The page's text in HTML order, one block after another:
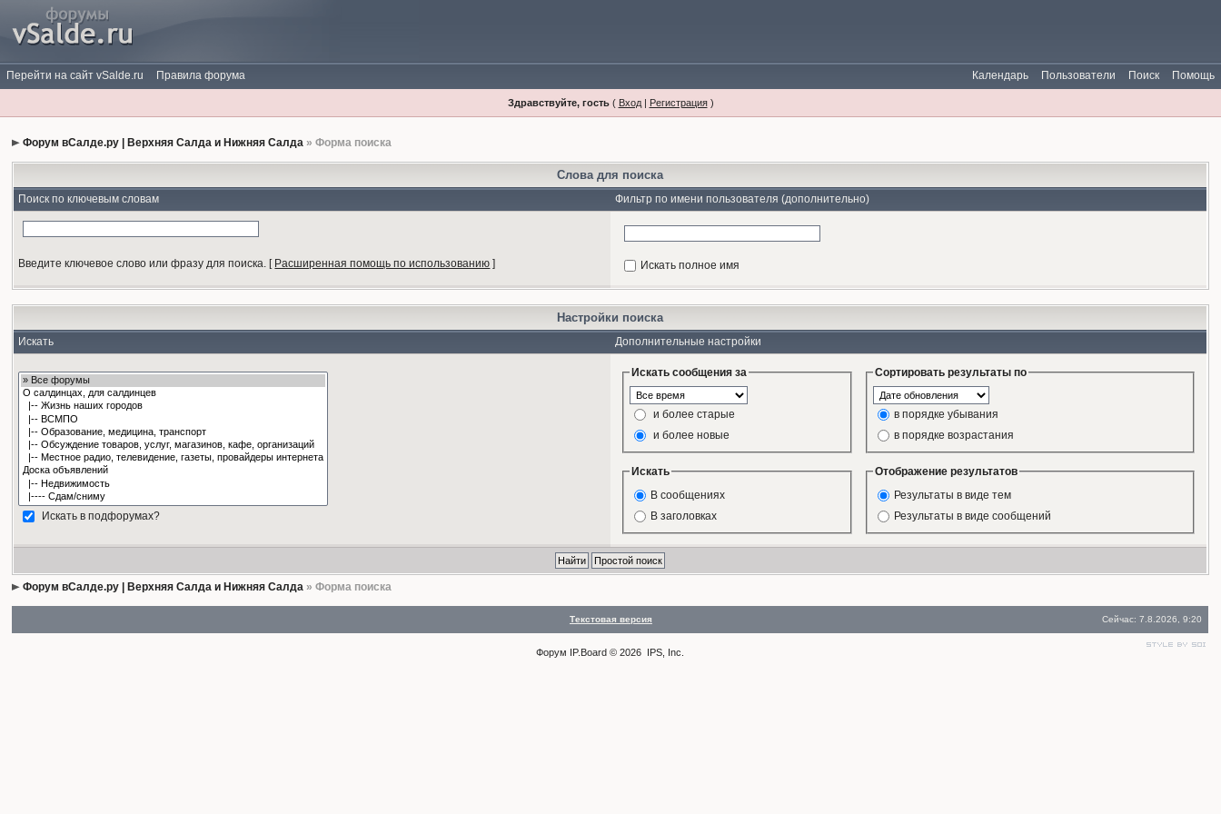
Перейти на сайт vSalde.ru Правила форума Помощь
Поиск
Пользователи
Календарь
Здравствуйте, гость( Вход| Регистрация)
Форум вСалде.ру | Верхняя Салда и Нижняя Салда » Форма поиска
Слова для поиска
Поиск по ключевым словам Фильтр по имени пользователя (дополнительно)
Введите ключевое слово или фразу для поиска. [ Расширенная помощь по использованию ] Искать полное имя
Настройки поиска
Искать Дополнительные настройки
Искать в подфорумах?
Искать сообщения за
и более старые
и более новые
Сортировать результаты по
в порядке убывания
в порядке возрастания
Искать
В сообщениях
В заголовках
Отображение результатов
Результаты в виде тем
Результаты в виде сообщений
Форум вСалде.ру | Верхняя Салда и Нижняя Салда » Форма поиска
Текстовая версия Сейчас: 7.8.2026, 9:20
Форум IP.Board © 2026 IPS, Inc